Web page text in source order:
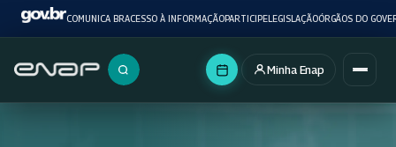
COMUNICA BRACESSO À INFORMAÇÃOPARTICIPELEGISLAÇÃOÓRGÃOS DO
Buscar no portal
Minha Enap